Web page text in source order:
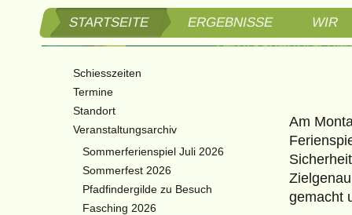
STARTSEITE ERGEBNISSE WIR
3.
Am
gemacht
Schiesszeiten
Termine
Standort
Veranstaltungsarchiv
Sommerferienspiel Juli 2026
Sommerfest 2026
Pfadfindergilde zu Besuch
Fasching 2026